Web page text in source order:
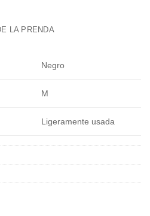
LA PRENDA
Negro
M
Ligeramente usada